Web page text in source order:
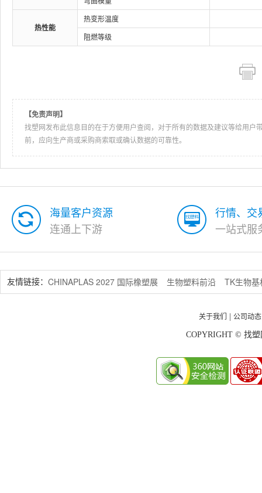
热性能
热变形温度
阻燃等级
【免责声明】
找塑网发布此信息目的在于方便用户查阅，对于所有的数据及建议等给用
前，应向生产商或采购商索取或确认数据的可靠性。
海量客户资源
连通上下游
行情、交
一站式服
友情链接： CHINAPLAS 2027 国际橡塑展 生物塑料前沿 TK生物
关于我们 公司动态
COPYRIGHT © 找塑